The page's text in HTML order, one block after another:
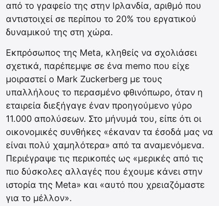
από το γραφείο της στην Ιρλανδία, αριθμό που
αντιστοιχεί σε περίπου το 20% του εργατικού
δυναμικού της στη χώρα.
Εκπρόσωπος της Meta, κληθείς να σχολιάσει
σχετικά, παρέπεμψε σε ένα memo που είχε
μοιραστεί ο Mark Zuckerberg με τους
υπαλλήλους το περασμένο φθινόπωρο, όταν η
εταιρεία διεξήγαγε έναν προηγούμενο γύρο
11.000 απολύσεων. Στο μήνυμά του, είπε ότι οι
οικονομικές συνθήκες «έκαναν τα έσοδά μας να
είναι πολύ χαμηλότερα» από τα αναμενόμενα.
Περιέγραψε τις περικοπές ως «μερικές από τις
πιο δύσκολες αλλαγές που έχουμε κάνει στην
ιστορία της Meta» και «αυτό που χρειαζόμαστε
για το μέλλον».